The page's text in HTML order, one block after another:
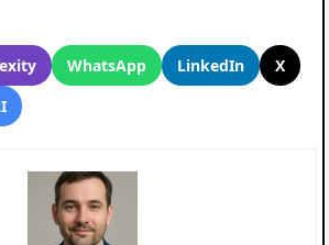
WhatsApp LinkedIn
X